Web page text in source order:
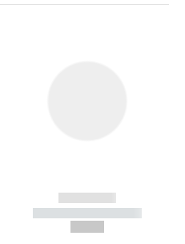
------------
----------- -----------